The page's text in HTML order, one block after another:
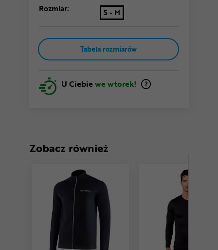
Rozmiar: S - M
Tabela rozmiarów
U Ciebiewe wtorek!
Zobacz również